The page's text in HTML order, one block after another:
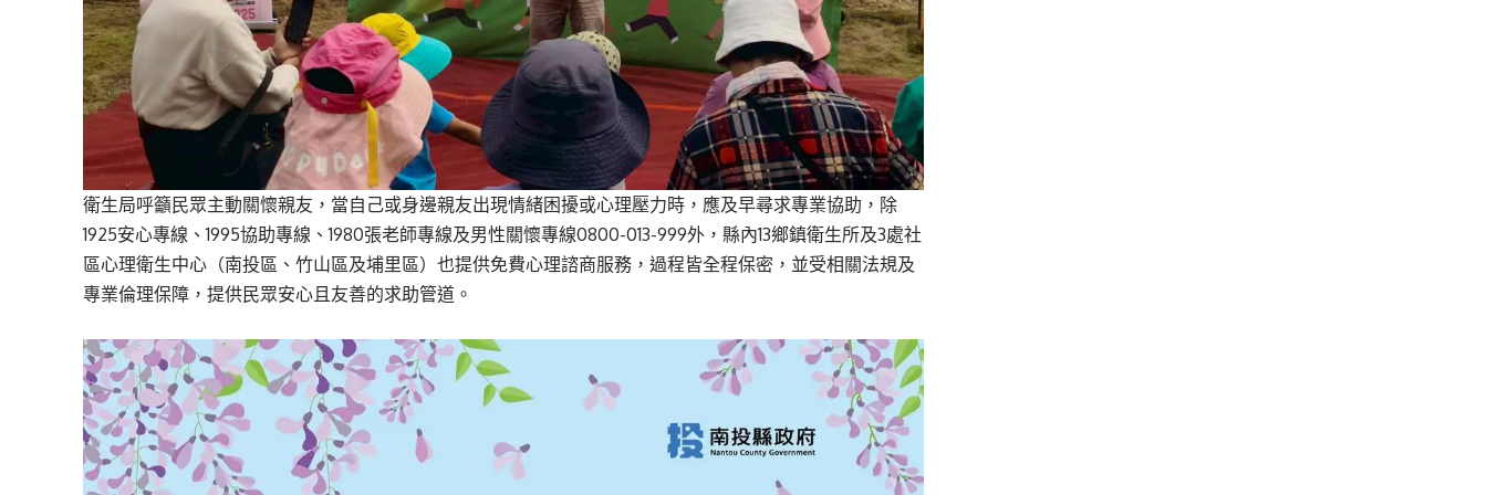
衛生局呼籲民眾主動關懷親友，當自己或身邊親友出現情緒困擾或心理壓力時，應及早尋求專業協助，除
1925安心專線、1995協助專線、1980張老師專線及男性關懷專線0800-013-999外，縣內13鄉鎮衛生所及3處社
區心理衛生中心（南投區、竹山區及埔里區）也提供免費心理諮商服務，過程皆全程保密，並受相關法規及
專業倫理保障，提供民眾安心且友善的求助管道。